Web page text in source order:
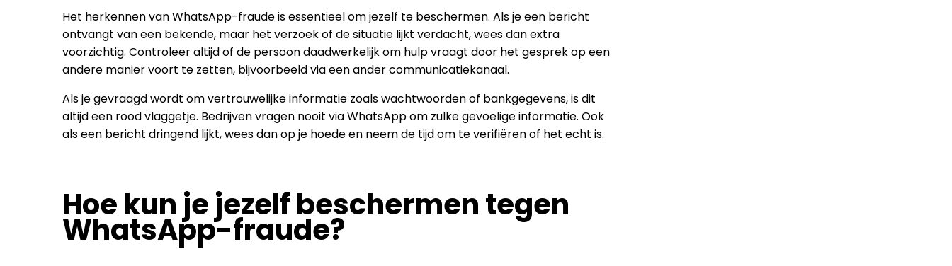
Het herkennen van WhatsApp-fraude is essentieel om jezelf te beschermen. Als je een bericht
ontvangt van een bekende, maar het verzoek of de situatie lijkt verdacht, wees dan extra
voorzichtig. Controleer altijd of de persoon daadwerkelijk om hulp vraagt door het gesprek op een
andere manier voort te zetten, bijvoorbeeld via een ander communicatiekanaal.
Als je gevraagd wordt om vertrouwelijke informatie zoals wachtwoorden of bankgegevens, is dit
altijd een rood vlaggetje. Bedrijven vragen nooit via WhatsApp om zulke gevoelige informatie. Ook
als een bericht dringend lijkt, wees dan op je hoede en neem de tijd om te verifiëren of het echt is.
Hoe kun je jezelf beschermen tegen
WhatsApp-fraude?